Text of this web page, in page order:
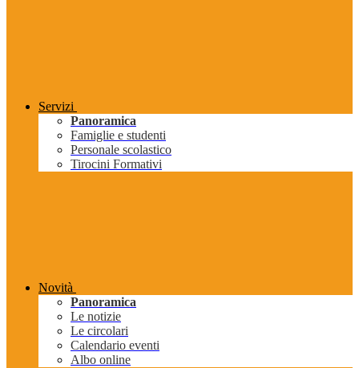
Servizi
Panoramica
Famiglie e studenti
Personale scolastico
Tirocini Formativi
Novità
Panoramica
Le notizie
Le circolari
Calendario eventi
Albo online